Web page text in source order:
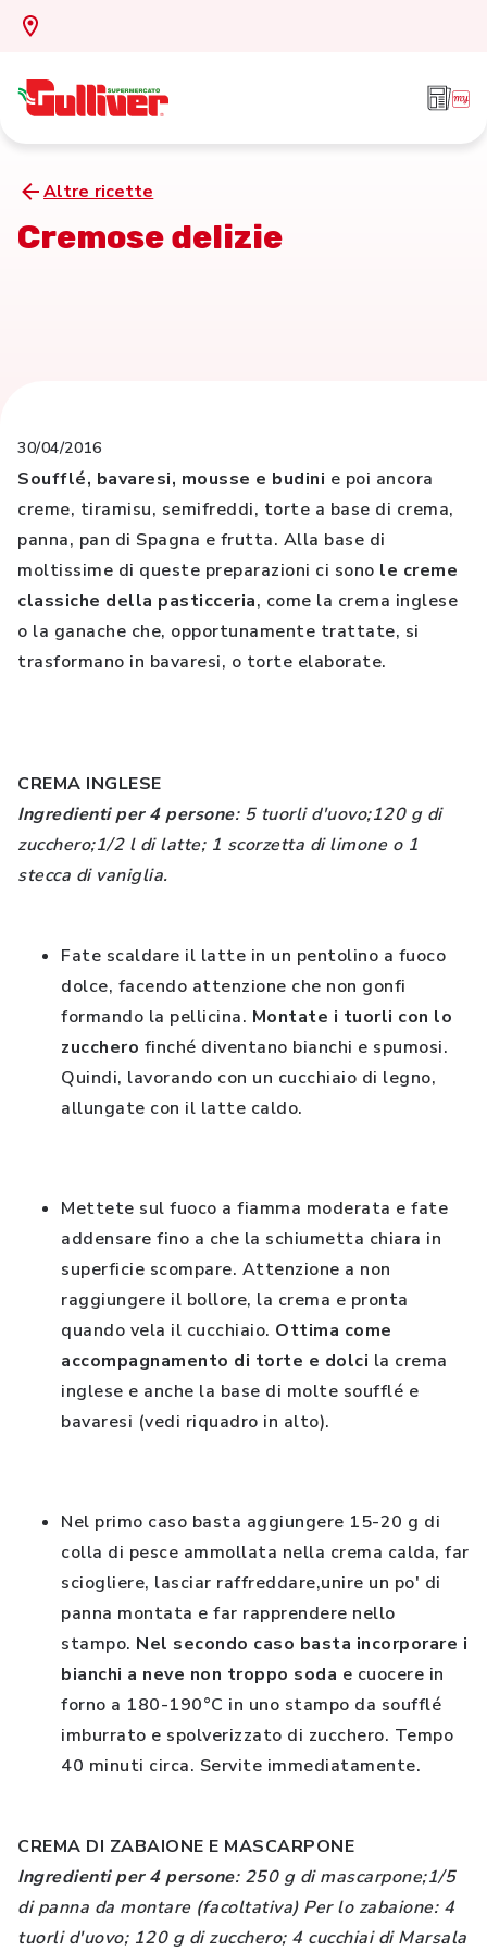
Altre ricette
Cremose delizie
30/04/2016
Soufflé, bavaresi, mousse e budini e poi ancora
creme, tiramisu, semifreddi, torte a base di crema,
panna, pan di Spagna e frutta. Alla base di
moltissime di queste preparazioni ci sono le creme
classiche della pasticceria, come la crema inglese
o la ganache che, opportunamente trattate, si
trasformano in bavaresi, o torte elaborate.
CREMA INGLESE
Ingredienti per 4 persone: 5 tuorli d'uovo;120 g di
zucchero;1/2 l di latte; 1 scorzetta di limone o 1
stecca di vaniglia.
Fate scaldare il latte in un pentolino a fuoco
dolce, facendo attenzione che non gonfi
formando la pellicina. Montate i tuorli con lo
zucchero finché diventano bianchi e spumosi.
Quindi, lavorando con un cucchiaio di legno,
allungate con il latte caldo.
Mettete sul fuoco a fiamma moderata e fate
addensare fino a che la schiumetta chiara in
superficie scompare. Attenzione a non
raggiungere il bollore, la crema e pronta
quando vela il cucchiaio. Ottima come
accompagnamento di torte e dolci la crema
inglese e anche la base di molte soufflé e
bavaresi (vedi riquadro in alto).
Nel primo caso basta aggiungere 15-20 g di
colla di pesce ammollata nella crema calda, far
sciogliere, lasciar raffreddare,unire un po' di
panna montata e far rapprendere nello
stampo. Nel secondo caso basta incorporare i
bianchi a neve non troppo soda e cuocere in
forno a 180-190°C in uno stampo da soufflé
imburrato e spolverizzato di zucchero. Tempo
40 minuti circa. Servite immediatamente.
CREMA DI ZABAIONE E MASCARPONE
Ingredienti per 4 persone: 250 g di mascarpone;1/5
di panna da montare (facoltativa) Per lo zabaione: 4
tuorli d'uovo; 120 g di zucchero; 4 cucchiai di Marsala